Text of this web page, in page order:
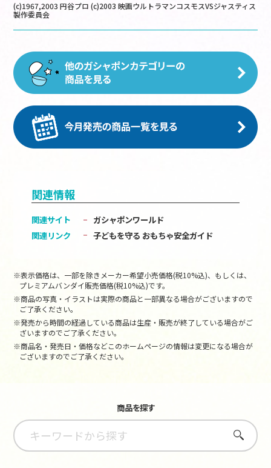
(c)1967,2003 円谷プロ (c)2003 映画ウルトラマンコスモスVSジャスティス
製作委員会
関連情報
関連サイト
ガシャポンワールド
関連リンク
子どもを守る おもちゃ安全ガイド
※表示価格は、一部を除きメーカー希望小売価格(税10%込)、もしくは、
プレミアムバンダイ販売価格(税10%込)です。
※商品の写真・イラストは実際の商品と一部異なる場合がございますので
ご了承ください。
※発売から時間の経過している商品は生産・販売が終了している場合がご
ざいますのでご了承ください。
※商品名・発売日・価格などこのホームページの情報は変更になる場合が
ございますのでご了承ください。
商品を探す
さがす